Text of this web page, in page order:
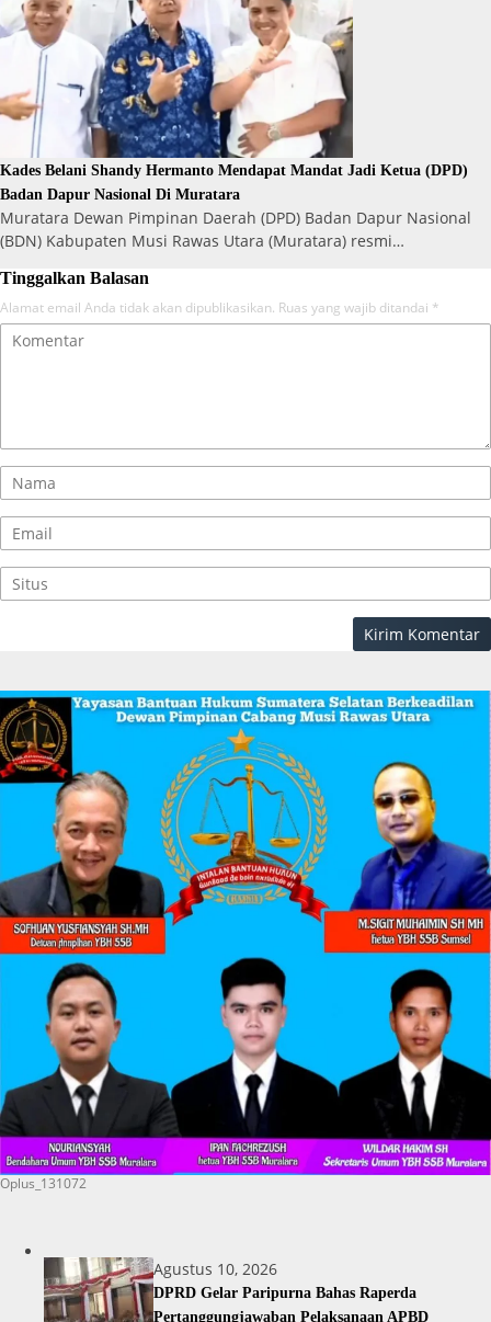
Kades Belani Shandy Hermanto Mendapat Mandat Jadi Ketua (DPD)
Badan Dapur Nasional Di Muratara
Muratara Dewan Pimpinan Daerah (DPD) Badan Dapur Nasional
(BDN) Kabupaten Musi Rawas Utara (Muratara) resmi…
Tinggalkan Balasan
Alamat email Anda tidak akan dipublikasikan. Ruas yang wajib ditandai *
Oplus_131072
Agustus 10, 2026
DPRD Gelar Paripurna Bahas Raperda
Pertanggungjawaban Pelaksanaan APBD